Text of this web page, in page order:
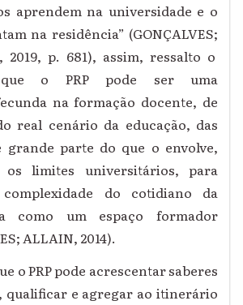
aprendem na universidade e o
na residência” (GONÇALVES;
2019, p. 681), assim, ressalto o
que o PRP pode ser uma
na formação docente, de
real cenário da educação, das
grande parte do que o envolve,
os limites universitários, para
do cotidiano da
como um espaço formador
ALLAIN, 2014).
o PRP pode acrescentar saberes
qualificar e agregar ao itinerário